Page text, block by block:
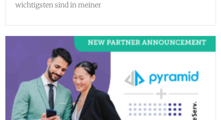
wichtigsten sind in meiner